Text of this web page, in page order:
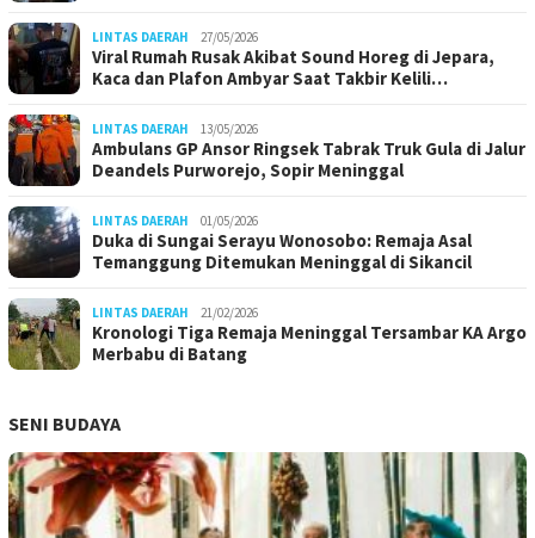
LINTAS DAERAH 27/05/2026
Viral Rumah Rusak Akibat Sound Horeg di Jepara,
Kaca dan Plafon Ambyar Saat Takbir Kelili…
LINTAS DAERAH 13/05/2026
Ambulans GP Ansor Ringsek Tabrak Truk Gula di Jalur
Deandels Purworejo, Sopir Meninggal
LINTAS DAERAH 01/05/2026
Duka di Sungai Serayu Wonosobo: Remaja Asal
Temanggung Ditemukan Meninggal di Sikancil
LINTAS DAERAH 21/02/2026
Kronologi Tiga Remaja Meninggal Tersambar KA Argo
Merbabu di Batang
SENI BUDAYA